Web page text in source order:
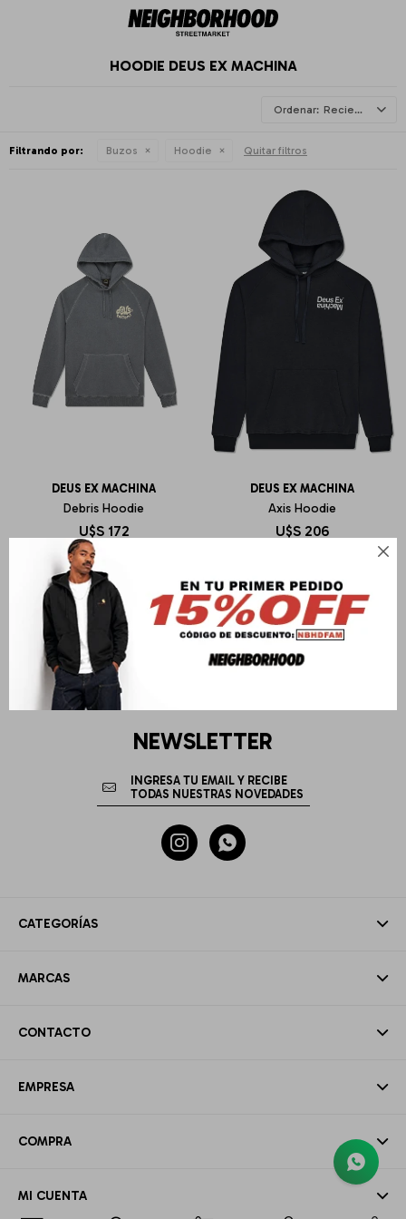

HOODIE DEUS EX MACHINA
Recientes
Filtrando por: Buzos Hoodie Quitar filtros
DEUS EX MACHINA
Debris Hoodie
U$S 172
DEUS EX MACHINA
Axis Hoodie
U$S 206
CATEGORÍAS
MARCAS
CONTACTO
EMPRESA
COMPRA
MI CUENTA
NEWSLETTER
 